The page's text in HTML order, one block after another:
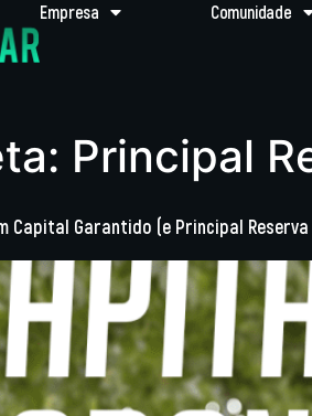
Empresa Comunidade
Principal
Capital Garantido (e Principal